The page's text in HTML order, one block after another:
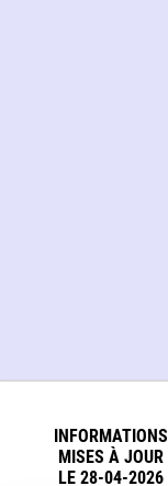
INFORMATIONS
MISES À JOUR
LE 28-04-2026